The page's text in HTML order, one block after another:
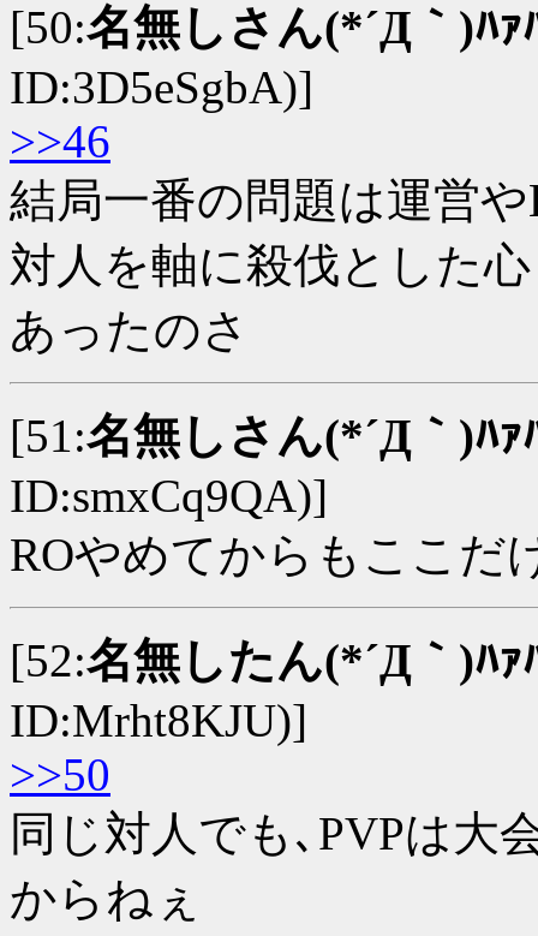
[50:名無しさん(*´Д｀)ﾊｧ
ID:3D5eSgbA)]
>>46
結局一番の問題は運営
対人を軸に殺伐とした
あったのさ
[51:名無しさん(*´Д｀)ﾊｧ
ID:smxCq9QA)]
ROやめてからもここだ
[52:名無したん(*´Д｀)ﾊｧ
ID:Mrht8KJU)]
>>50
同じ対人でも､PVPは大
からねぇ